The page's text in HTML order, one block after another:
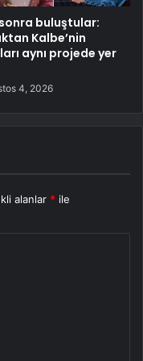
sonra buluştular:
Kalbe’nin
aynı projede yer
4, 2026
alanlar * ile